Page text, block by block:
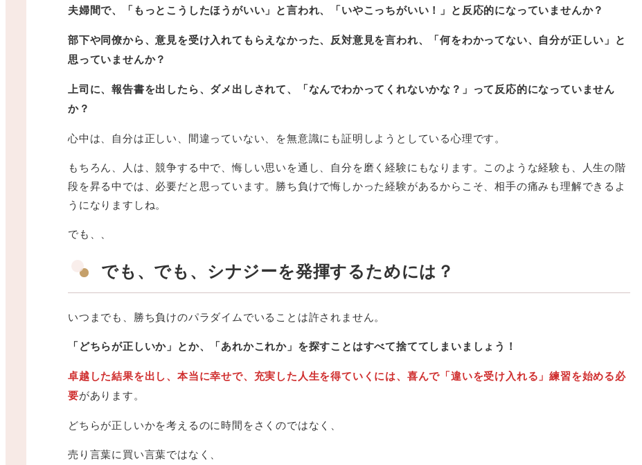
夫婦間で、「もっとこうしたほうがいい」と言われ、「いやこっちがいい！」と反応的になっていませんか？
部下や同僚から、意見を受け入れてもらえなかった、反対意見を言われ、「何をわかってない、自分が正しい」と
思っていませんか？
上司に、報告書を出したら、ダメ出しされて、「なんでわかってくれないかな？」って反応的になっていません
か？
心中は、自分は正しい、間違っていない、を無意識にも証明しようとしている心理です。
もちろん、人は、競争する中で、悔しい思いを通し、自分を磨く経験にもなります。このような経験も、人生の階
段を昇る中では、必要だと思っています。勝ち負けで悔しかった経験があるからこそ、相手の痛みも理解できるよ
うになりますしね。
でも、、
でも、でも、シナジーを発揮するためには？
いつまでも、勝ち負けのパラダイムでいることは許されません。
「どちらが正しいか」とか、「あれかこれか」を探すことはすべて捨ててしまいましょう！
卓越した結果を出し、本当に幸せで、充実した人生を得ていくには、喜んで「違いを受け入れる」練習を始める必
要があります。
どちらが正しいかを考えるのに時間をさくのではなく、
売り言葉に買い言葉ではなく、